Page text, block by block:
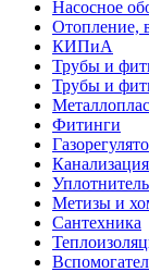
Насосное
Отопление,
КИПиА
Трубы и
Трубы и
Фитинги
Канализация
Метизы и
Сантехника